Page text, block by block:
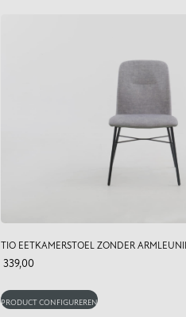
TIO EETKAMERSTOEL ZONDER
339,00
PRODUCT CONFIGUREREN